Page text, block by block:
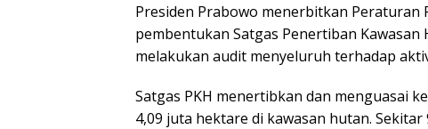
Presiden Prabowo menerbitkan
pembentukan Satgas Penertiban Kawasan
melakukan audit menyeluruh terhadap
Satgas PKH menertibkan dan menguasai
4,09 juta hektare di kawasan hutan.